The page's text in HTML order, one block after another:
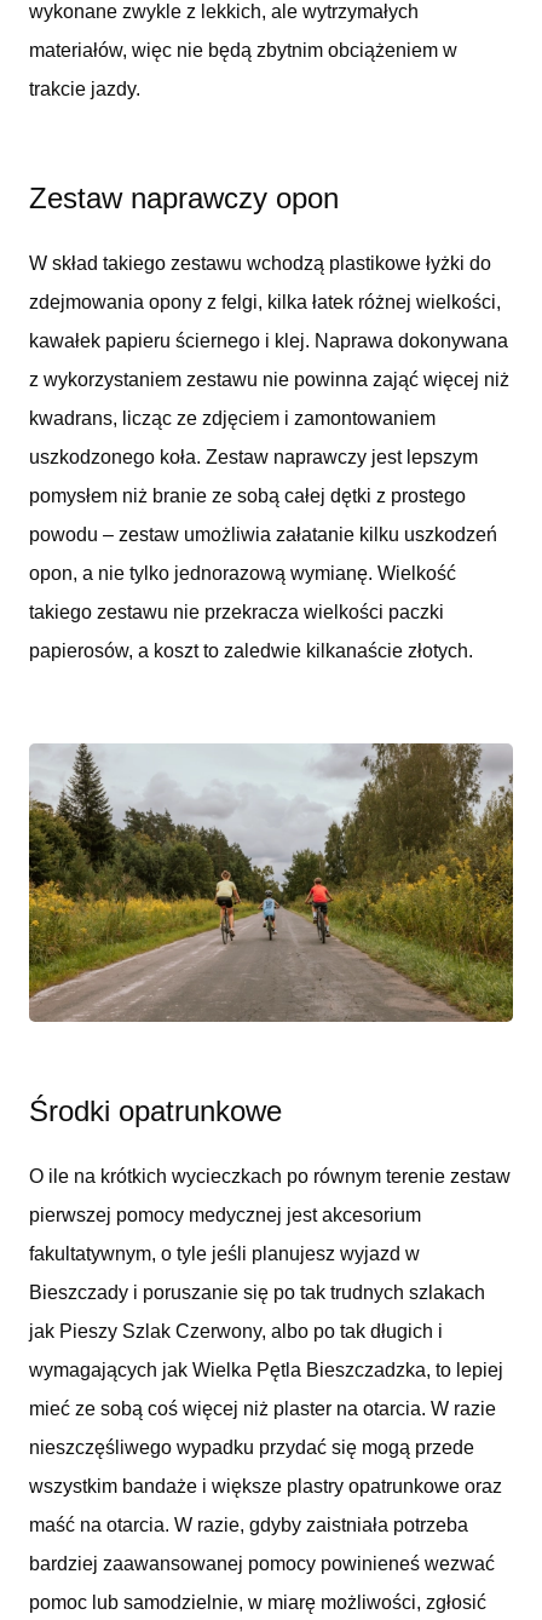
wykonane zwykle z lekkich, ale wytrzymałych
materiałów, więc nie będą zbytnim obciążeniem w
trakcie jazdy.
Zestaw naprawczy opon
W skład takiego zestawu wchodzą plastikowe łyżki do
zdejmowania opony z felgi, kilka łatek różnej wielkości,
kawałek papieru ściernego i klej. Naprawa dokonywana
z wykorzystaniem zestawu nie powinna zająć więcej niż
kwadrans, licząc ze zdjęciem i zamontowaniem
uszkodzonego koła. Zestaw naprawczy jest lepszym
pomysłem niż branie ze sobą całej dętki z prostego
powodu – zestaw umożliwia załatanie kilku uszkodzeń
opon, a nie tylko jednorazową wymianę. Wielkość
takiego zestawu nie przekracza wielkości paczki
papierosów, a koszt to zaledwie kilkanaście złotych.
Środki opatrunkowe
O ile na krótkich wycieczkach po równym terenie zestaw
pierwszej pomocy medycznej jest akcesorium
fakultatywnym, o tyle jeśli planujesz wyjazd w
Bieszczady i poruszanie się po tak trudnych szlakach
jak Pieszy Szlak Czerwony, albo po tak długich i
wymagających jak Wielka Pętla Bieszczadzka, to lepiej
mieć ze sobą coś więcej niż plaster na otarcia. W razie
nieszczęśliwego wypadku przydać się mogą przede
wszystkim bandaże i większe plastry opatrunkowe oraz
maść na otarcia. W razie, gdyby zaistniała potrzeba
bardziej zaawansowanej pomocy powinieneś wezwać
pomoc lub samodzielnie, w miarę możliwości, zgłosić